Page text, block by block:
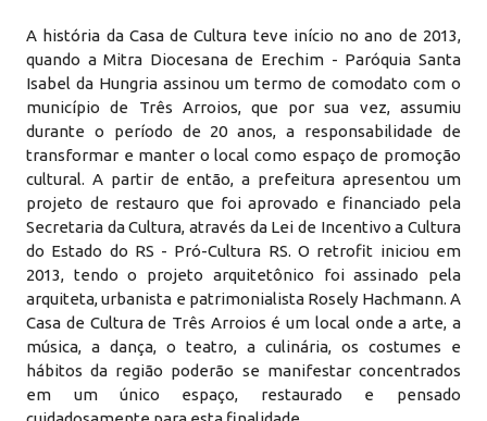
A história da Casa de Cultura teve início no ano de 2013,
quando a Mitra Diocesana de Erechim - Paróquia Santa
Isabel da Hungria assinou um termo de comodato com o
município de Três Arroios, que por sua vez, assumiu
durante o período de 20 anos, a responsabilidade de
transformar e manter o local como espaço de promoção
cultural. A partir de então, a prefeitura apresentou um
projeto de restauro que foi aprovado e financiado pela
Secretaria da Cultura, através da Lei de Incentivo a Cultura
do Estado do RS - Pró-Cultura RS. O retrofit iniciou em
2013, tendo o projeto arquitetônico foi assinado pela
arquiteta, urbanista e patrimonialista Rosely Hachmann. A
Casa de Cultura de Três Arroios é um local onde a arte, a
música, a dança, o teatro, a culinária, os costumes e
hábitos da região poderão se manifestar concentrados
em um único espaço, restaurado e pensado